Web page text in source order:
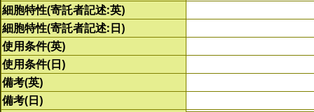
細胞特性(寄託者記述:英)
細胞特性(寄託者記述:日)
使用条件(英)
使用条件(日)
備考(英)
備考(日)